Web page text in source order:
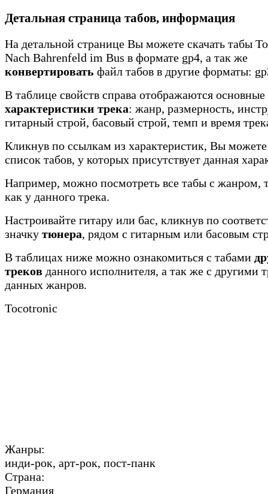
Детальная страница табов, информация
На детальной странице Вы можете скачать табы
Nach Bahrenfeld im Bus в формате gp4, а так же
конвертировать файл табов в другие форматы:
В таблице свойств справа отображаются основные
характеристики трека: жанр, размерность,
гитарный строй, басовый строй, темп и время
Кликнув по ссылкам из характеристик, Вы
список табов, у которых присутствует данная
Например, можно посмотреть все табы с жанром,
как у данного трека.
Настроивайте гитару или бас, кликнув по
значку тюнера, рядом с гитарным или басовым
В таблицах ниже можно ознакомиться с табами
треков данного исполнителя, а так же с другими
данных жанров.
Tocotronic
Жанры:
инди-рок, арт-рок, пост-панк
Страна:
Германия